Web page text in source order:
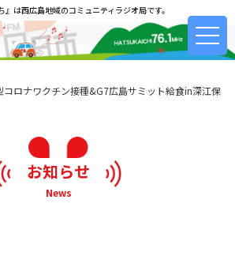
』は西広島地域のコミュニティラジオ局です。
コロナワクチン接種&G7広島サミット給食in深江保
お知らせ
News